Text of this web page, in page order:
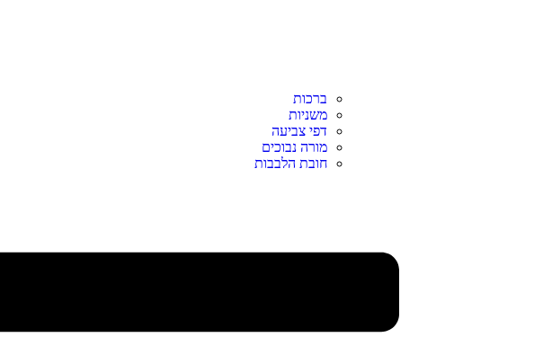
ברכות
משניות
דפי צביעה
מורה נבוכים
חובת הלבבות